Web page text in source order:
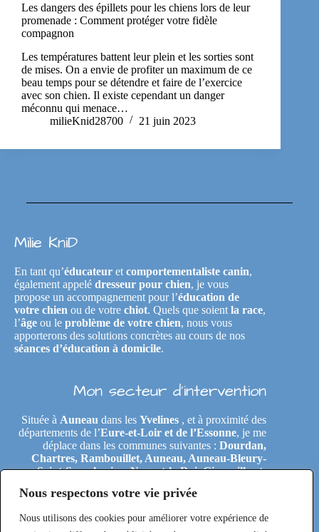
Nous respectons votre vie privée
Nous utilisons des cookies pour améliorer votre expérience de
Les dangers des épillets pour les chiens lors de leur
promenade : Comment protéger votre fidèle
compagnon
Les températures battent leur plein et les sorties sont
de mises. On a envie de profiter un maximum de ce
beau temps pour se détendre et faire de l’exercice
avec son chien. Il existe cependant un danger
méconnu qui menace…
milieKnid28700
21 juin 2023
Milie KniD
En tant qu’éducateur et comportementaliste canin,
également appelé dresseur pour chien, je vous
propose un accompagnement pour l’éducation de
votre chien ou de votre chiot. Quels que soient la race,
l’âge ou le problème de votre chien, nous vous
apporterons des solutions concrètes au cours de nos
séances d’éducation à domicile.
Mon secteur d’intervention
Située à Auneau dans lesYvelines , et à proximité des
départements de l’Eure-et-Loir et de l’Essonne, je me
déplace dans les communes suivantes :Dourdan,
Chartres, Rambouillet, Auneau, Auneau-Bleury-
Saint-Symphorien, Nogent-le-Roi, Gironville-et-
Maintenon, Épernon, Le Perray-en-Yvelines,
Saint-Arnoult-en-Yvelines, Étréchy, Morigny-